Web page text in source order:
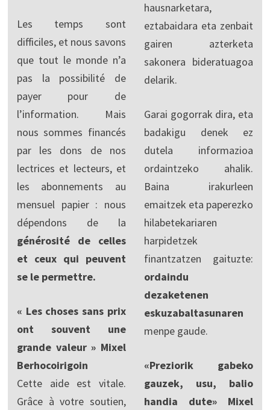
Les temps sont
difficiles, et nous savons
que tout le monde n’a
pas la possibilité de
payer pour de
l’information. Mais
nous sommes financés
par les dons de nos
lectrices et lecteurs, et
les abonnements au
mensuel papier : nous
dépendons de la
générosité de celles
et ceux qui peuvent
se le permettre.
« Les choses sans prix
ont souvent une
grande valeur » Mixel
Berhocoirigoin
Cette aide est vitale.
Grâce à votre soutien,
hausnarketara,
eztabaidara eta zenbait
gairen azterketa
sakonera bideratuagoa
delarik.
Garai gogorrak dira, eta
badakigu denek ez
dutela informazioa
ordaintzeko ahalik.
Baina irakurleen
emaitzek eta paperezko
hilabetekariaren
harpidetzek
finantzatzen gaituzte:
ordaindu
dezaketenen
eskuzabaltasunaren
menpe gaude.
«Preziorik gabeko
gauzek, usu, balio
handia dute» Mixel